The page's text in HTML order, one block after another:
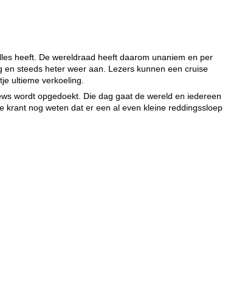
heeft. De wereldraad heeft daarom unaniem en per
steeds heter weer aan. Lezers kunnen een cruise
ultieme verkoeling.
wordt opgedoekt. Die dag gaat de wereld en iedereen
nog weten dat er een al even kleine reddingssloep